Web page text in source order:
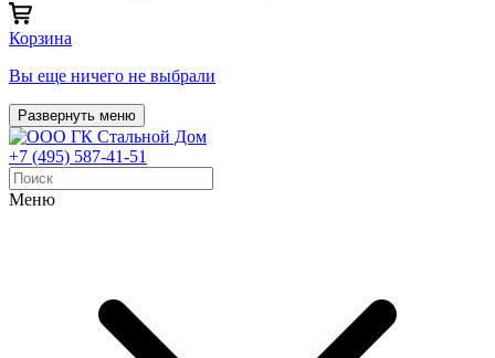
Корзина
Вы еще ничего не выбрали
Развернуть меню
+7 (495) 587-41-51
Меню